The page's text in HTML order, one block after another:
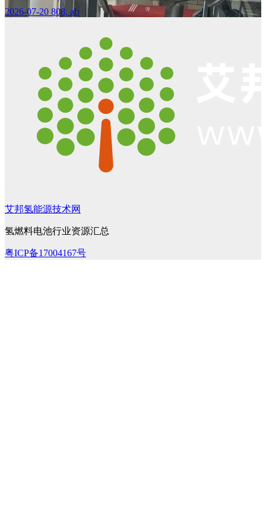
2026-07-20 808, ab
艾邦氢能源技术网
氢燃料电池行业资源汇总
粤ICP备17004167号